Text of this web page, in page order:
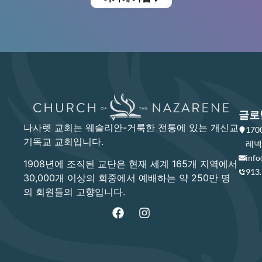
나사렛 교회는 웨슬리안-거룩한 전통에 있는 개신교
기독교 교회입니다.
1908년에 조직된 교단은 현재 세계 165개 지역에서
30,000개 이상의 회중에서 예배하는 약 250만 명
의 회원들의 고향입니다.
글로
레